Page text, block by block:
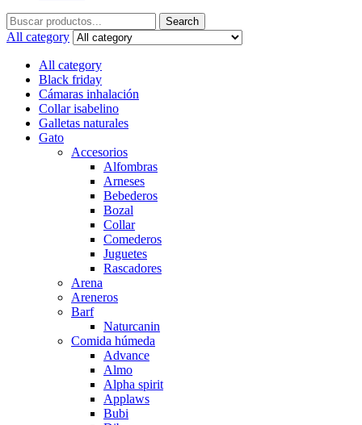
Search
for:
Search
All category
All category
Black friday
Cámaras inhalación
Collar isabelino
Galletas naturales
Gato
Accesorios
Alfombras
Arneses
Bebederos
Bozal
Collar
Comederos
Juguetes
Rascadores
Arena
Areneros
Barf
Naturcanin
Comida húmeda
Advance
Almo
Alpha spirit
Applaws
Bubi